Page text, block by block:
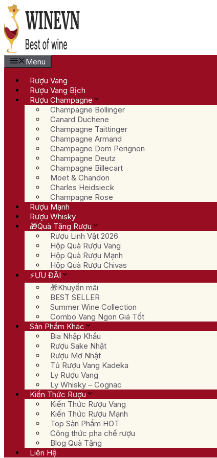
Chuyển
đến
nội
dung
Menu
Rượu Vang
Rượu Vang Bịch
Rượu Champagne
Champagne Bollinger
Canard Duchene
Champagne Taittinger
Champagne Armand
Champagne Dom Perignon
Champagne Deutz
Champagne Billecart
Moet & Chandon
Charles Heidsieck
Champagne Rose
Rượu Mạnh
Rượu Whisky
🎁Quà Tặng Rượu
Rượu Linh Vật 2026
Hộp Quà Rượu Vang
Hộp Quà Rượu Mạnh
Hộp Quà Rượu Chivas
⚡ƯU ĐÃI
🎁Khuyến mãi
BEST SELLER
Summer Wine Collection
Combo Vang Ngon Giá Tốt
Sản Phẩm Khác
Bia Nhập Khẩu
Rượu Sake Nhật
Rượu Mơ Nhật
Tủ Rượu Vang Kadeka
Ly Rượu Vang
Ly Whisky – Cognac
Kiến Thức Rượu
Kiến Thức Rượu Vang
Kiến Thức Rượu Mạnh
Top Sản Phẩm HOT
Công thức pha chế rượu
Blog Quà Tặng
Liên Hệ